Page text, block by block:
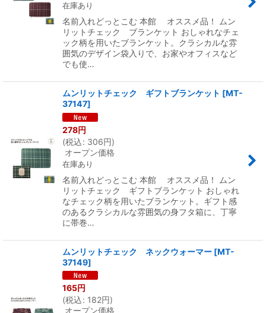
在庫あり
名前入れどっとこむ 本館 オススメ品！ ムン
リットチェック ブランケット おしゃれなチェ
ック柄を用いたブランケット。クラシカルな雰
囲気のデザイン袋入りで、お家やオフィスなど
でも使…
ムンリットチェック ギフトブランケット [MT-
37147]
278円
(税込: 306円)
オープン価格
在庫あり
名前入れどっとこむ 本館 オススメ品！ ムン
リットチェック ギフトブランケット おしゃれ
なチェック柄を用いたブランケット。ギフト感
のあるクラシカルな雰囲気の身フタ箱に、丁寧
に帯巻…
ムンリットチェック ネックウォーマー [MT-
37149]
165円
(税込: 182円)
オープン価格